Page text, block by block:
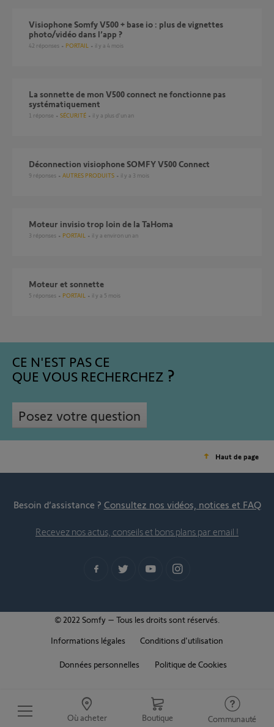
Où acheter Boutique Communauté
Visiophone Somfy V500 + base io : plus de vignettes
photo/vidéo dans l’app ?
42 réponses PORTAIL il y a 4 mois
La sonnette de mon V500 connect ne fonctionne pas
systématiquement
1 réponse SÉCURITÉ il y a plus d'un an
Déconnection visiophone SOMFY V500 Connect
9 réponses AUTRES PRODUITS il y a 3 mois
Moteur invisio trop loin de la TaHoma
3 réponses PORTAIL il y a environ un an
Moteur et sonnette
5 réponses PORTAIL il y a 5 mois
CE N'EST PAS CE
QUE VOUS RECHERCHEZ
Posez votre question
Haut de page
Besoin d’assistance ? Consultez nos vidéos, notices et FAQ
Recevez nos actus, conseils et bons plans par email !
© 2022 Somfy – Tous les droits sont réservés.
Informations légales
Conditions d'utilisation
Données personnelles Politique de Cookies